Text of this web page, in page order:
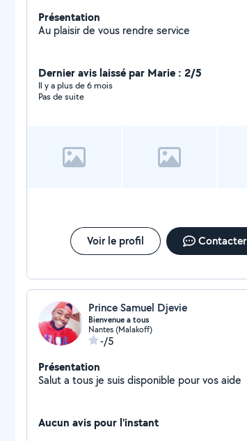
Présentation
Au plaisir de vous rendre service
Dernier avis laissé par Marie : 2/5
Il y a plus de 6 mois
Pas de suite
Voir le profil Contacter
Prince Samuel Djevie
Bienvenue a tous
Nantes (Malakoff)
-/5
Présentation
Salut a tous je suis disponible pour vos aide
Aucun avis pour l'instant